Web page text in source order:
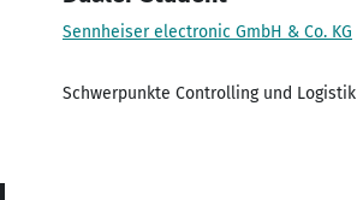
Sennheiser electronic GmbH & Co. KG
Schwerpunkte Controlling und Logistik